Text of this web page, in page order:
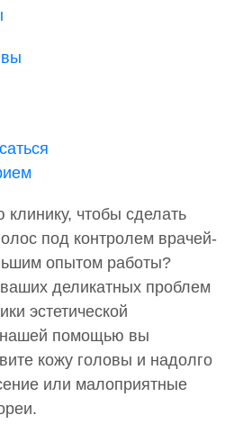
чтобы сделать
под контролем врачей-
опытом работы?
деликатных проблем
эстетической
помощью вы
кожу головы и надолго
или малоприятные